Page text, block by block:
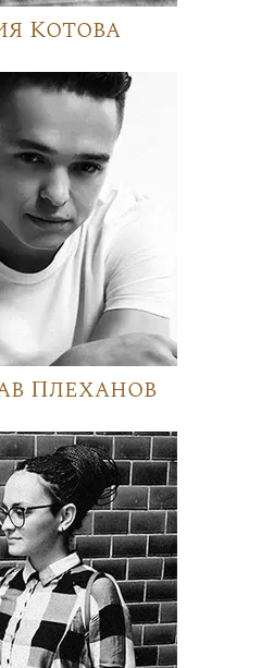
Котова
Плеханов